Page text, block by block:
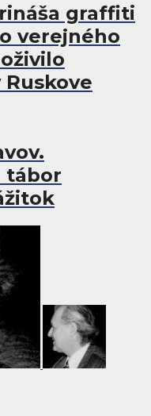
graffiti
verejného
tábor